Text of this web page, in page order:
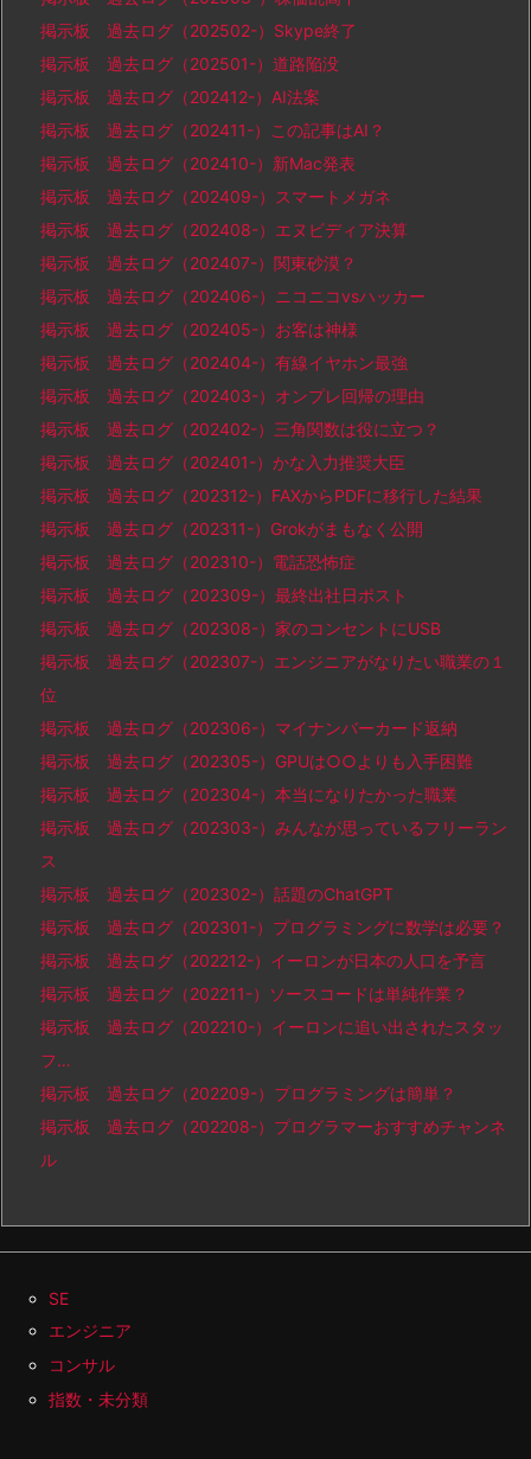
掲示板 過去ログ（202502-）Skype終了
掲示板 過去ログ（202501-）道路陥没
掲示板 過去ログ（202412-）AI法案
掲示板 過去ログ（202411-）この記事はAI？
掲示板 過去ログ（202410-）新Mac発表
掲示板 過去ログ（202409-）スマートメガネ
掲示板 過去ログ（202408-）エヌビディア決算
掲示板 過去ログ（202407-）関東砂漠？
掲示板 過去ログ（202406-）ニコニコvsハッカー
掲示板 過去ログ（202405-）お客は神様
掲示板 過去ログ（202404-）有線イヤホン最強
掲示板 過去ログ（202403-）オンプレ回帰の理由
掲示板 過去ログ（202402-）三角関数は役に立つ？
掲示板 過去ログ（202401-）かな入力推奨大臣
掲示板 過去ログ（202312-）FAXからPDFに移行した結果
掲示板 過去ログ（202311-）Grokがまもなく公開
掲示板 過去ログ（202310-）電話恐怖症
掲示板 過去ログ（202309-）最終出社日ポスト
掲示板 過去ログ（202308-）家のコンセントにUSB
掲示板 過去ログ（202307-）エンジニアがなりたい職業の１
位
掲示板 過去ログ（202306-）マイナンバーカード返納
掲示板 過去ログ（202305-）GPUは○○よりも入手困難
掲示板 過去ログ（202304-）本当になりたかった職業
掲示板 過去ログ（202303-）みんなが思っているフリーラン
ス
掲示板 過去ログ（202302-）話題のChatGPT
掲示板 過去ログ（202301-）プログラミングに数学は必要？
掲示板 過去ログ（202212-）イーロンが日本の人口を予言
掲示板 過去ログ（202211-）ソースコードは単純作業？
掲示板 過去ログ（202210-）イーロンに追い出されたスタッ
フ…
掲示板 過去ログ（202209-）プログラミングは簡単？
掲示板 過去ログ（202208-）プログラマーおすすめチャンネ
ル
SE
エンジニア
コンサル
指数・未分類